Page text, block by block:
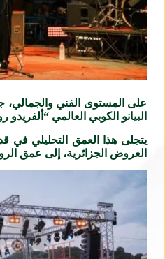
على المستوى الفني والجمالي،
البيانو الكوبي العالمي
يتجلى هذا العمق التحليلي في
العروض الجزائرية، إلى عمق